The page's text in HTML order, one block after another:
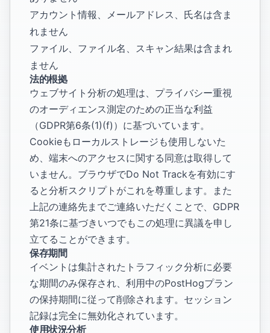
アカウント情報、メールアドレス、氏名は含ま
れません
ファイル、ファイル名、スキャン結果は含まれ
ません
法的根拠
ウェブサイト分析の処理は、プライバシー重視
のオーディエンス測定のための正当な利益
（GDPR第6条(1)(f)）に基づいています。
Cookieもローカルストレージも使用しないた
め、端末へのアクセスに関する同意は取得して
いません。ブラウザでDo Not Trackを有効にす
ると分析スクリプトがこれを尊重します。また
上記の連絡先までご連絡いただくことで、GDPR
第21条に基づきいつでもこの処理に異議を申し
立てることができます。
保存期間
イベントは集計されたトラフィック分析に必要
な期間のみ保存され、利用中のPostHogプラン
の保持期間に従って削除されます。セッション
記録は完全に無効化されています。
使用状況分析